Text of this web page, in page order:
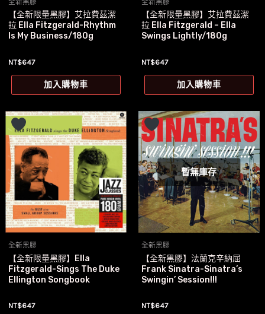
【全新限量黑膠】艾拉費茲潔
拉 Ella Fitzgerald-Rhythm
Is My Business/180g
NT$647
加入購物車
【全新限量黑膠】艾拉費茲潔
拉 Ella Fitzgerald – Ella
Swings Lightly/180g
NT$647
加入購物車
全新黑膠
【全新限量黑膠】Ella
Fitzgerald-Sings The Duke
Ellington Songbook
NT$647
暫無庫存
全新黑膠
【全新黑膠】法蘭克辛納屈
Frank Sinatra-Sinatra’s
Swingin’ Session!!!
NT$647